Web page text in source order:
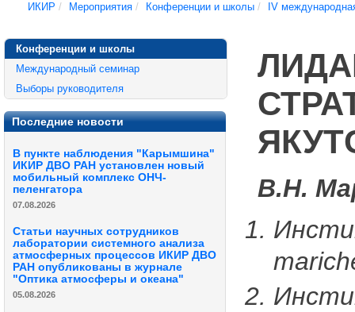
ИКИР / Мероприятия / Конференции и школы / IV
Конференции и школы
Международный семинар
Выборы руководителя
Последние новости
В пункте наблюдения "Карымшина"
ИКИР ДВО РАН установлен новый
мобильный комплекс ОНЧ-
пеленгатора
07.08.2026
Статьи научных сотрудников
лаборатории системного анализа
атмосферных процессов ИКИР ДВО
РАН опубликованы в журнале
"Оптика атмосферы и океана"
05.08.2026
В.Н.